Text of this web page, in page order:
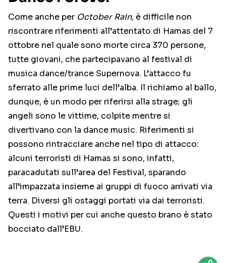
Come anche per October Rain, è difficile non
riscontrare riferimenti all’attentato di Hamas del 7
ottobre nel quale sono morte circa 370 persone,
tutte giovani, che partecipavano al festival di
musica dance/trance Supernova. L’attacco fu
sferrato alle prime luci dell’alba. Il richiamo al ballo,
dunque, è un modo per riferirsi alla strage; gli
angeli sono le vittime, colpite mentre si
divertivano con la dance music. Riferimenti si
possono rintracciare anche nel tipo di attacco:
alcuni terroristi di Hamas si sono, infatti,
paracadutati sull’area del Festival, sparando
all’impazzata insieme ai gruppi di fuoco arrivati via
terra. Diversi gli ostaggi portati via dai terroristi.
Questi i motivi per cui anche questo brano è stato
bocciato dall’EBU.